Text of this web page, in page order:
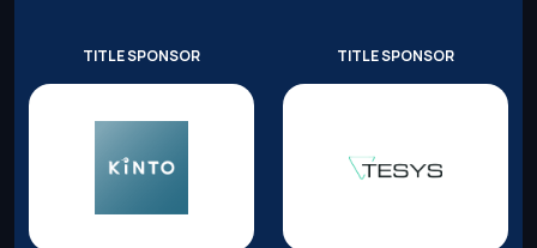
TITLE SPONSOR TITLE SPONSOR